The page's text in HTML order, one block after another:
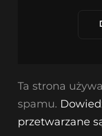
Ta strona
spamu.
przetwarzane